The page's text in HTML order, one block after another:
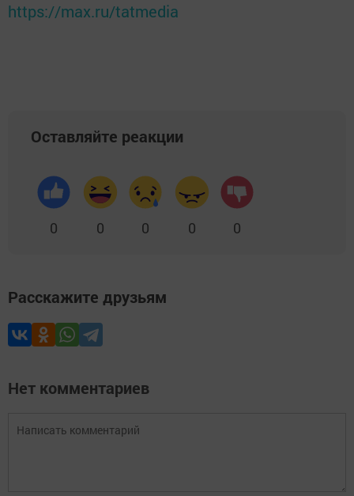
https://max.ru/tatmedia
Оставляйте реакции
0 0 0 0 0
Расскажите друзьям
Нет комментариев